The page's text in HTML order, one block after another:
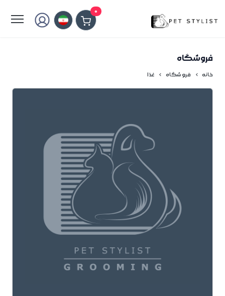
0
فروشگاه
خانه فروشگاه غذا